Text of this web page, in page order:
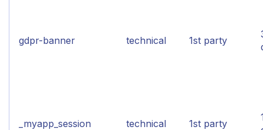
gdpr-banner technical 1st party
_myapp_session technical 1st party